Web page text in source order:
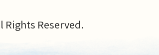
Rights Reserved.